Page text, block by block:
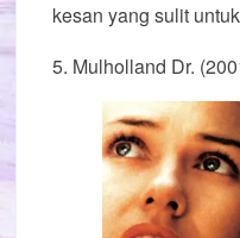
kesan yang sulit
5. Mulholland Dr.